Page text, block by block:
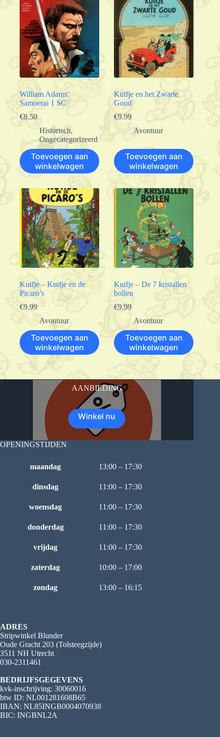
William Adams:
Samoerai 1 SC
€8.50
Historisch,
Ongecategorizeerd
Toevoegen aan
winkelwagen
Kuifje en het Zwarte
Goud
€9.99
Avontuur
Toevoegen aan
winkelwagen
Kuifje – Kuifje en de
Picaro’s
€9.99
Avontuur
Toevoegen aan
winkelwagen
Kuifje – De 7 kristallen
bollen
€9.99
Avontuur
Toevoegen aan
winkelwagen
AANBIEDING
Winkel nu
OPENINGSTIJDEN
maandag 13:00 – 17:30
dinsdag 11:00 – 17:30
woensdag 11:00 – 17:30
donderdag 11:00 – 17:30
vrijdag 11:00 – 17:30
zaterdag 10:00 – 17:00
zondag 13:00 – 16:15
ADRES
Stripwinkel Blunder
Oude Gracht 203 (Tolsteegzijde)
3511 NH Utrecht
030-2311461
BEDRIJFSGEGEVENS
kvk-inschrijving: 30060016
btw ID: NL001281608B65
IBAN: NL85INGB0004070938
BIC: INGBNL2A